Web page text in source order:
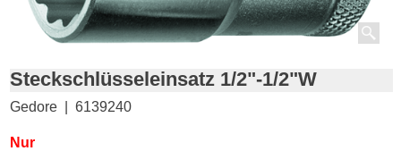
Steckschlüsseleinsatz 1/2"-1/2"W
Gedore 6139240
Nur